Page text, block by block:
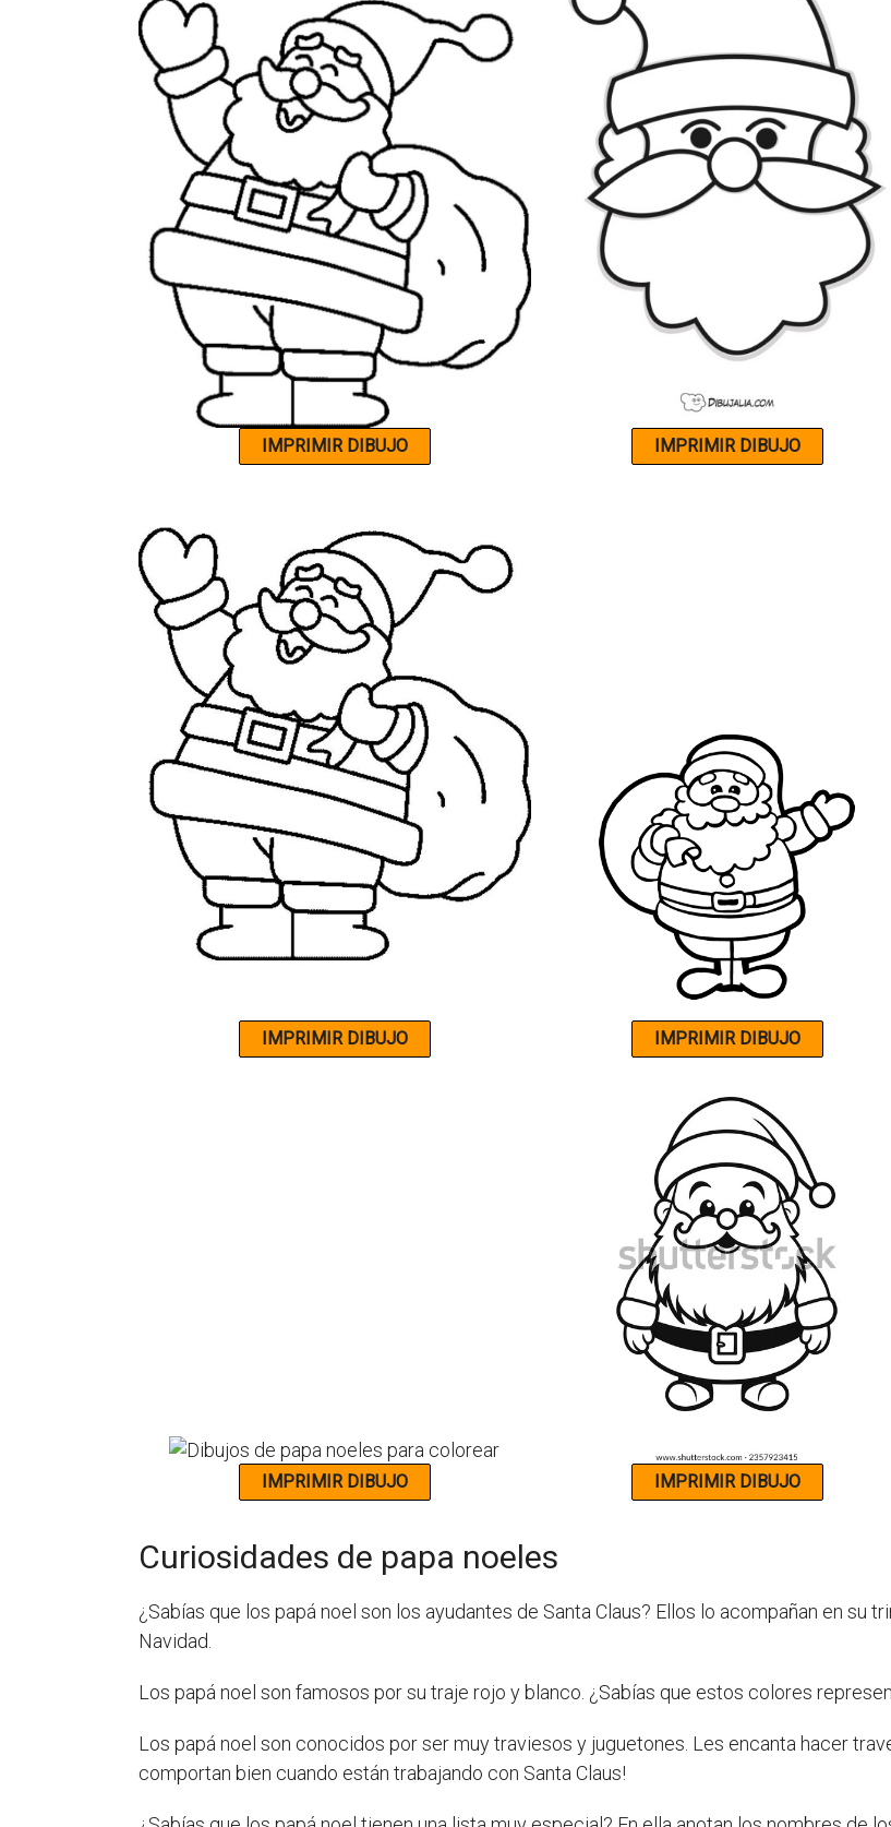
Curiosidades de papa noeles
¿Sabías que los papá noel son los ayudantes de Santa Claus? Ellos lo acompañan en su
Navidad.
Los papá noel son famosos por su traje rojo y blanco. ¿Sabías que estos colores
Los papá noel son conocidos por ser muy traviesos y juguetones. Les encanta hacer
comportan bien cuando están trabajando con Santa Claus!